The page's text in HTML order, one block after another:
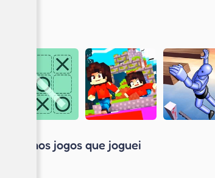
Últimos jogos que joguei